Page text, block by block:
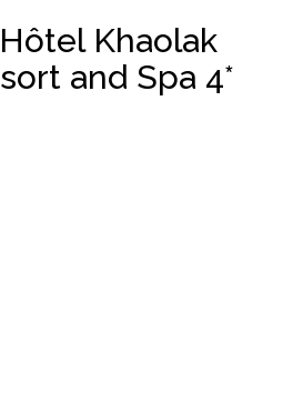
Khaolak
and Spa 4*